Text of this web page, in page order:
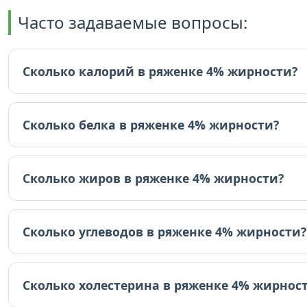
Часто задаваемые вопросы:
Сколько калорий в ряженке 4% жирности?
В ряженке 4% жирности 67 ккал (на 100г).
Сколько белка в ряженке 4% жирности?
В ряженке 4% жирности 2.8 граммов белка (на 100г).
Сколько жиров в ряженке 4% жирности?
В ряженке 4% жирности 4 граммов жиров (на 100г).
Сколько углеводов в ряженке 4% жирности?
В ряженке 4% жирности 4.2 граммов углеводов (на
Сколько холестерина в ряженке 4%